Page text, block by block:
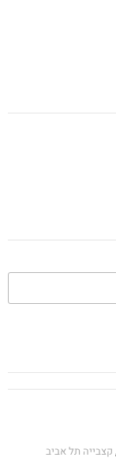
קצבייה תל אביב